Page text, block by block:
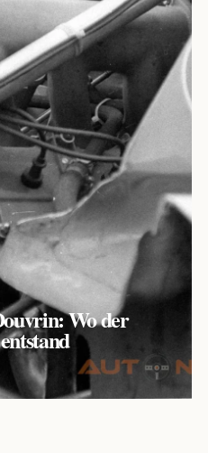
Wo der